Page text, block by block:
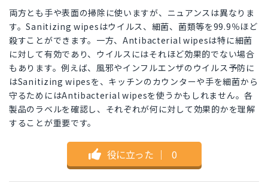
両方とも手や表面の掃除に使いますが、ニュアンスは異なりま
す。Sanitizing wipesはウイルス、細菌、菌類等を99.9％ほど
殺すことができます。一方、Antibacterial wipesは特に細菌
に対して有効であり、ウイルスにはそれほど効果的でない場合
もあります。例えば、風邪やインフルエンザのウイルス予防に
はSanitizing wipesを、キッチンのカウンターや手を細菌から
守るためにはAntibacterial wipesを使うかもしれません。各
製品のラベルを確認し、それぞれが何に対して効果的かを理解
することが重要です。
役に立った ｜ 0